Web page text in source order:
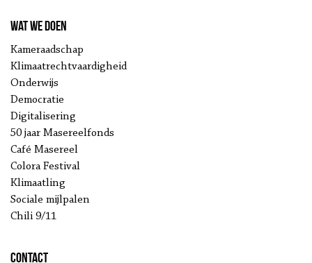
Wat we doen
Kameraadschap
Klimaatrechtvaardigheid
Onderwijs
Democratie
Digitalisering
50 jaar Masereelfonds
Café Masereel
Colora Festival
Klimaatling
Sociale mijlpalen
Chili 9/11
Contact